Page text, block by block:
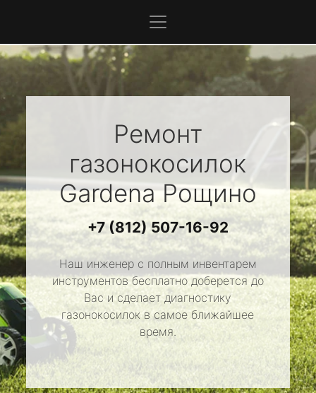
Ремонт
газонокосилок
GardenaРощино
+7 (812) 507-16-92
Наш инженер с полным инвентарем
инструментов бесплатно доберется до
Вас и сделает диагностику
газонокосилок в самое ближайшее
время.